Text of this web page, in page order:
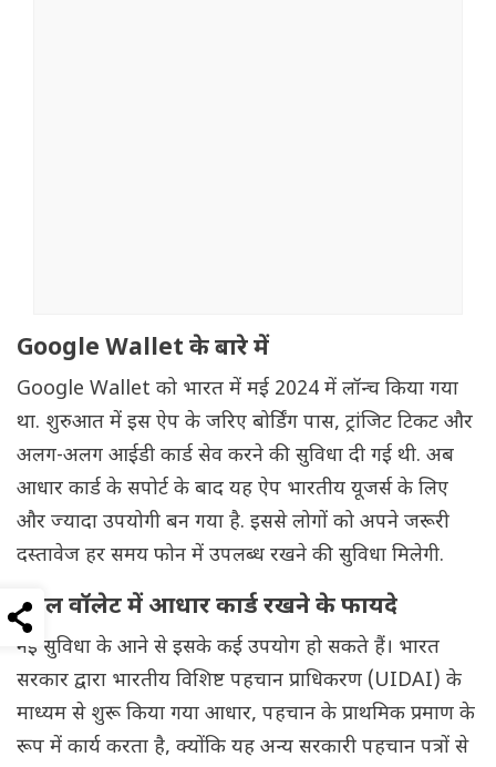
Google Wallet के बारे में
Google Wallet को भारत में मई 2024 में लॉन्च किया गया
था. शुरुआत में इस ऐप के जरिए बोर्डिंग पास, ट्रांजिट टिकट और
अलग-अलग आईडी कार्ड सेव करने की सुविधा दी गई थी. अब
आधार कार्ड के सपोर्ट के बाद यह ऐप भारतीय यूजर्स के लिए
और ज्यादा उपयोगी बन गया है. इससे लोगों को अपने जरूरी
दस्तावेज हर समय फोन में उपलब्ध रखने की सुविधा मिलेगी.
गूगल वॉलेट में आधार कार्ड रखने के फायदे
नई सुविधा के आने से इसके कई उपयोग हो सकते हैं। भारत
सरकार द्वारा भारतीय विशिष्ट पहचान प्राधिकरण (UIDAI) के
माध्यम से शुरू किया गया आधार, पहचान के प्राथमिक प्रमाण के
रूप में कार्य करता है, क्योंकि यह अन्य सरकारी पहचान पत्रों से